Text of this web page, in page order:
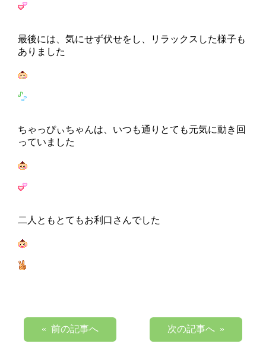
最後には、気にせず伏せをし、リラックスした様子も
ありました
ちゃっぴぃちゃんは、いつも通りとても元気に動き回
っていました
二人ともとてもお利口さんでした
« 前の記事へ 次の記事へ »